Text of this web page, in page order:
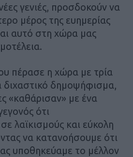
γενιές, προσδοκούν να
μέρος της ευημερίας
αυτό στη χώρα μας
πέρασε η χώρα με τρία
διχαστικό δημοψήφισμα,
«καθάρισαν» με ένα
ότι
λαϊκισμούς και εύκολη
να κατανοήσουμε ότι
υποθηκεύαμε το μέλλον